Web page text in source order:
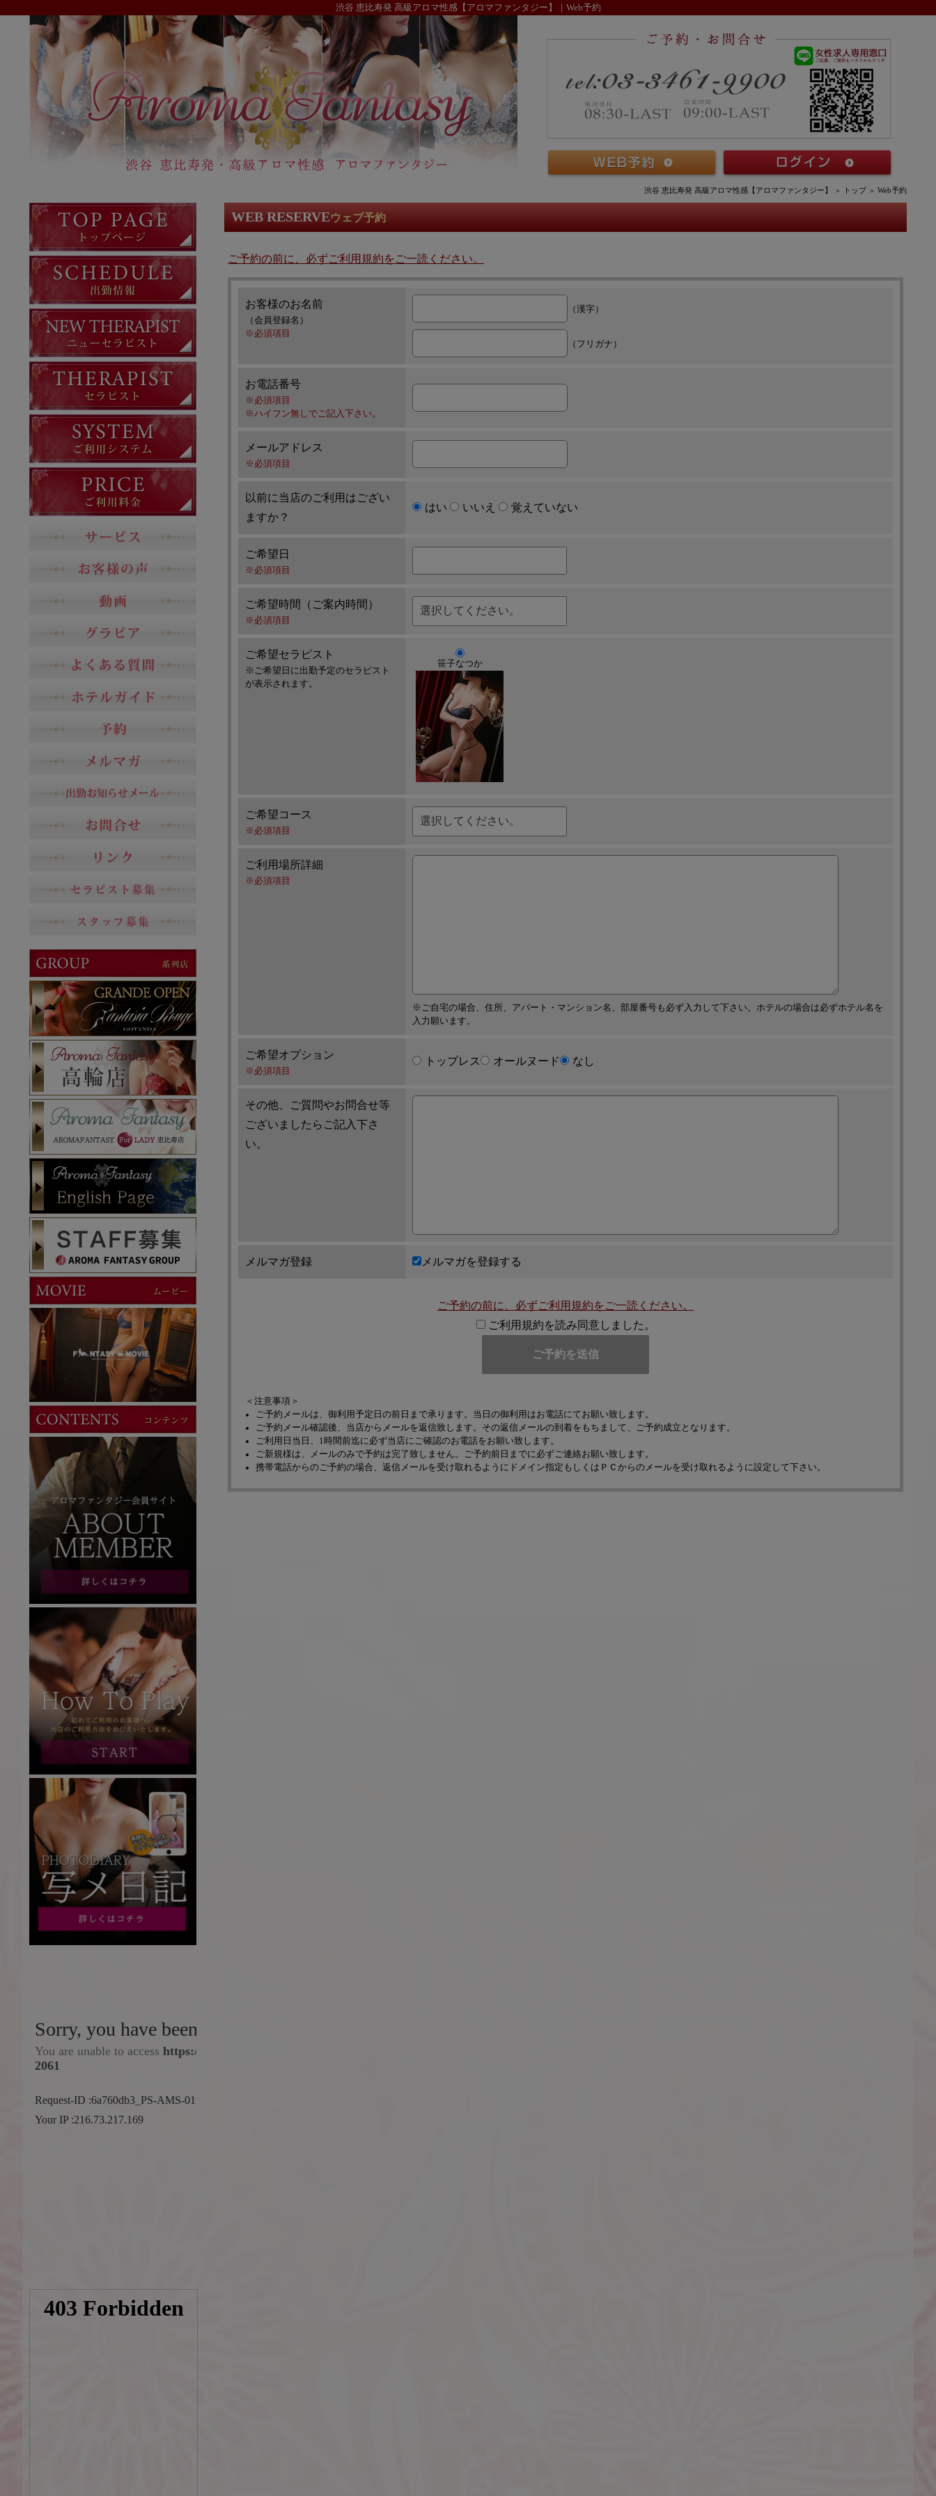
渋谷 恵比寿発 高級アロマ性感【アロマファンタジー】｜Web予約
渋谷 恵比寿発 高級アロマ性感【アロマファンタジー】 トップ Web予約
WEB RESERVEウェブ予約
ご予約の前に、必ずご利用規約をご一読ください。
お客様のお名前
（会員登録名）
※必須項目
（漢字）
（フリガナ）
お電話番号
※必須項目
※ハイフン無しでご記入下さい。
メールアドレス
※必須項目
以前に当店のご利用はござい
ますか？
はい いいえ 覚えていない
ご希望日
※必須項目
ご希望時間（ご案内時間）
※必須項目
ご希望セラピスト
※ご希望日に出勤予定のセラピスト
が表示されます。
笹子なつか
ご希望コース
※必須項目
ご利用場所詳細
※必須項目
※ご自宅の場合、住所、アパート・マンション名、部屋番号も必ず入力して下さい。ホテルの場合は必ずホテル名を
入力願います。
ご希望オプション
※必須項目
トップレス オールヌード なし
その他、ご質問やお問合せ等
ございましたらご記入下さ
い。
メルマガ登録 メルマガを登録する
ご予約の前に、必ずご利用規約をご一読ください。
ご利用規約を読み同意しました。
＜注意事項＞
ご予約メールは、御利用予定日の前日まで承ります。当日の御利用はお電話にてお願い致します。
ご予約メール確認後、当店からメールを返信致します。その返信メールの到着をもちまして、ご予約成立となります。
ご利用日当日、1時間前迄に必ず当店にご確認のお電話をお願い致します。
ご新規様は、メールのみで予約は完了致しません。ご予約前日までに必ずご連絡お願い致します。
携帯電話からのご予約の場合、返信メールを受け取れるようにドメイン指定もしくはＰＣからのメールを受け取れるように設定して下さい。